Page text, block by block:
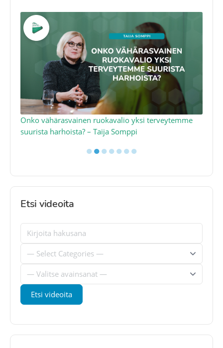
Onko vähärasvainen ruokavalio yksi terveytemme
suurista harhoista? – Taija Somppi
●●●●●●●
Etsi videoita